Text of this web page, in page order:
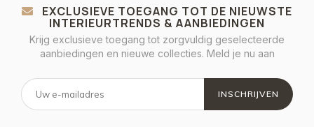
EXCLUSIEVE TOEGANG TOT DE NIEUWSTE
INTERIEURTRENDS & AANBIEDINGEN
Krijg exclusieve toegang tot zorgvuldig geselecteerde
aanbiedingen en nieuwe collecties. Meld je nu aan
INSCHRIJVEN